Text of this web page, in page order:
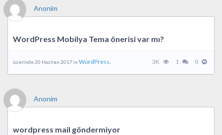
Anonim
WordPress Mobilya Tema önerisi var mı?
üzerinde 20 Haziran 2017 in WordPress. 3K 1 0
Anonim
wordpress mail göndermiyor